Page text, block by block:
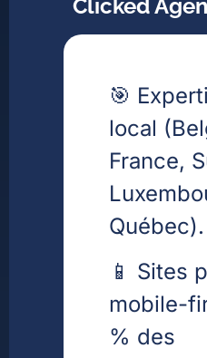
Clicked
🎯
local
France,
Québec).
📱 Sites
mobile-
% des